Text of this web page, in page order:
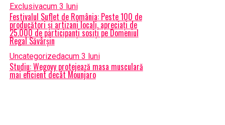
Exclusivacum 3 luni
Festivalul Suflet de România: Peste 100 de
producători și artizani locali, apreciați de
25.000 de participanți sosiți pe Domeniul
Regal Săvârșin
Uncategorizedacum 3 luni
Studiu: Wegovy protejează masa musculară
mai eficient decât Mounjaro